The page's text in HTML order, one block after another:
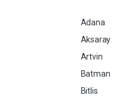
Adana
Aksaray
Artvin
Batman
Bitlis